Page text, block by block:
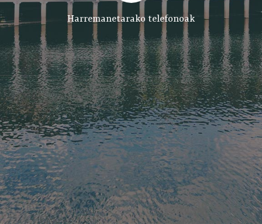
Harremanetarako telefonoak